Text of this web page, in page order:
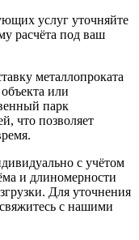
услуг уточняйте
расчёта под ваш
металлопроката
или
парк
что позволяет
с учётом
и длиномерности
Для уточнения
с нашими